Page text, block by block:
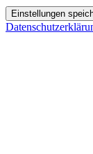
Einstellungen